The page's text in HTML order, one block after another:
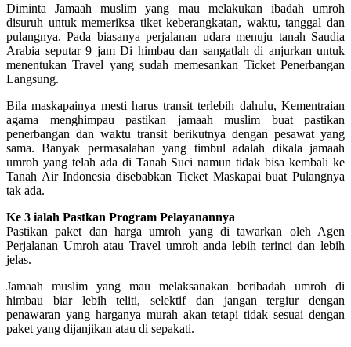
Diminta Jamaah muslim yang mau melakukan ibadah umroh
disuruh untuk memeriksa tiket keberangkatan, waktu, tanggal dan
pulangnya. Pada biasanya perjalanan udara menuju tanah Saudia
Arabia seputar 9 jam Di himbau dan sangatlah di anjurkan untuk
menentukan Travel yang sudah memesankan Ticket Penerbangan
Langsung.
Bila maskapainya mesti harus transit terlebih dahulu, Kementraian
agama menghimpau pastikan jamaah muslim buat pastikan
penerbangan dan waktu transit berikutnya dengan pesawat yang
sama. Banyak permasalahan yang timbul adalah dikala jamaah
umroh yang telah ada di Tanah Suci namun tidak bisa kembali ke
Tanah Air Indonesia disebabkan Ticket Maskapai buat Pulangnya
tak ada.
Ke 3 ialah Pastkan Program Pelayanannya
Pastikan paket dan harga umroh yang di tawarkan oleh Agen
Perjalanan Umroh atau Travel umroh anda lebih terinci dan lebih
jelas.
Jamaah muslim yang mau melaksanakan beribadah umroh di
himbau biar lebih teliti, selektif dan jangan tergiur dengan
penawaran yang harganya murah akan tetapi tidak sesuai dengan
paket yang dijanjikan atau di sepakati.